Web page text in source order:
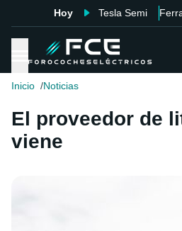
Hoy Tesla Semi
Inicio Noticias
El proveedor de
viene